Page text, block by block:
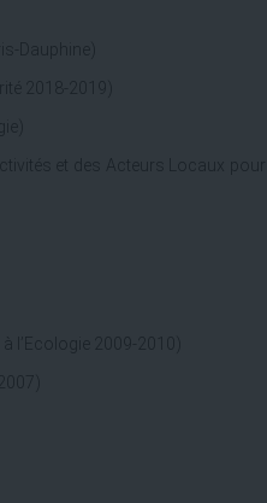
Dauphine)
2018-2019)
et des Acteurs Locaux
l’Ecologie 2009-2010)